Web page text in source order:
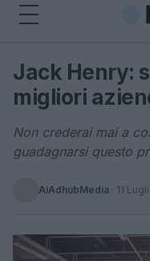
Cerca
Jack Henry:
migliori
Non crederai mai a
guadagnarsi questo
AiAdhubMedia · 11